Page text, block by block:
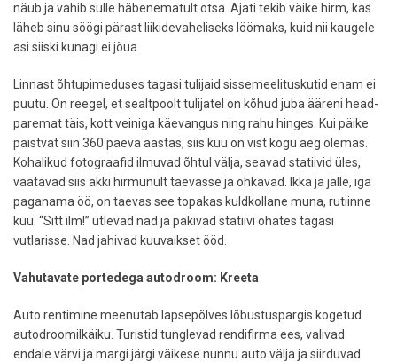
näub ja vahib sulle häbenematult otsa. Ajati tekib väike hirm, kas
läheb sinu söögi pärast liikidevaheliseks löömaks, kuid nii kaugele
asi siiski kunagi ei jõua.
Linnast õhtupimeduses tagasi tulijaid sissemeelituskutid enam ei
puutu. On reegel, et sealtpoolt tulijatel on kõhud juba ääreni head-
paremat täis, kott veiniga käevangus ning rahu hinges. Kui päike
paistvat siin 360 päeva aastas, siis kuu on vist kogu aeg olemas.
Kohalikud fotograafid ilmuvad õhtul välja, seavad statiivid üles,
vaatavad siis äkki hirmunult taevasse ja ohkavad. Ikka ja jälle, iga
paganama öö, on taevas see topakas kuldkollane muna, rutiinne
kuu. “Sitt ilm!” ütlevad nad ja pakivad statiivi ohates tagasi
vutlarisse. Nad jahivad kuuvaikset ööd.
Vahutavate portedega autodroom: Kreeta
Auto rentimine meenutab lapsepõlves lõbustuspargis kogetud
autodroomilkäiku. Turistid tunglevad rendifirma ees, valivad
endale värvi ja margi järgi väikese nunnu auto välja ja siirduvad